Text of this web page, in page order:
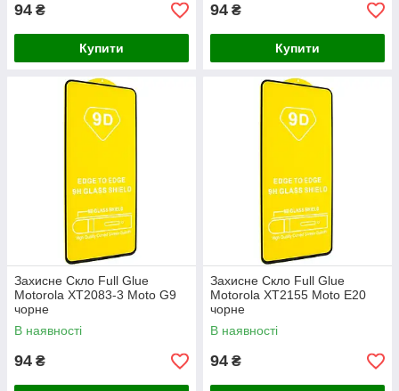
94 ₴
Купити
94 ₴
Купити
Захисне Скло Full Glue
Motorola XT2083-3 Moto G9
чорне
В наявності
94 ₴
Захисне Скло Full Glue
Motorola XT2155 Moto E20
чорне
В наявності
94 ₴